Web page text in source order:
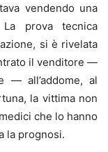
vendendo una
prova tecnica
si è rivelata
il venditore —
— all’addome, al
la vittima non
che lo hanno
la prognosi.